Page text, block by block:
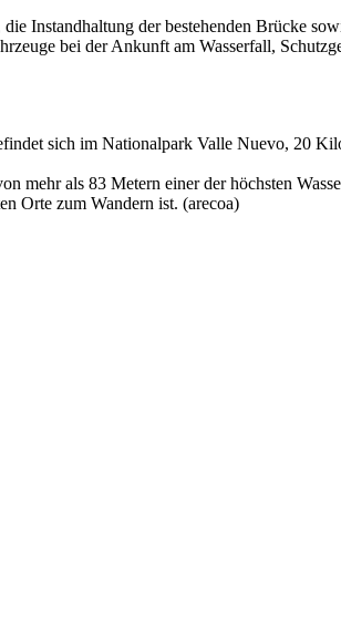
Instandhaltung der bestehenden Brücke
bei der Ankunft am Wasserfall,
sich im Nationalpark Valle Nuevo, 20
mehr als 83 Metern einer der höchsten
Orte zum Wandern ist. (arecoa)